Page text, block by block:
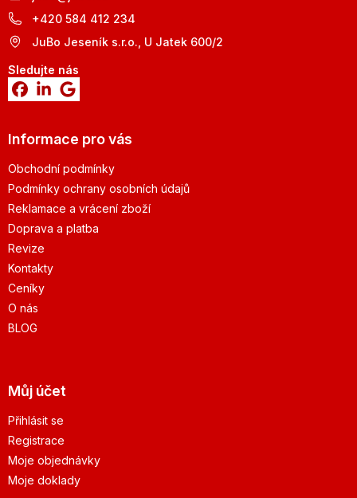
+420 584 412 234
JuBo Jeseník s.r.o., U Jatek 600/2
Sledujte nás
Informace pro vás
Obchodní podmínky
Podmínky ochrany osobních údajů
Reklamace a vrácení zboží
Doprava a platba
Revize
Kontakty
Ceníky
O nás
BLOG
Můj účet
Přihlásit se
Registrace
Moje objednávky
Moje doklady